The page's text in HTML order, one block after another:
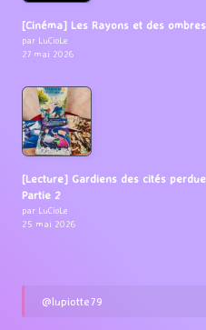
[Cinéma] Les Rayons et des ombres
par LuCioLe
27 mai 2026
[Lecture] Gardiens des cités
Partie 2
par LuCioLe
25 mai 2026
@lupiotte79